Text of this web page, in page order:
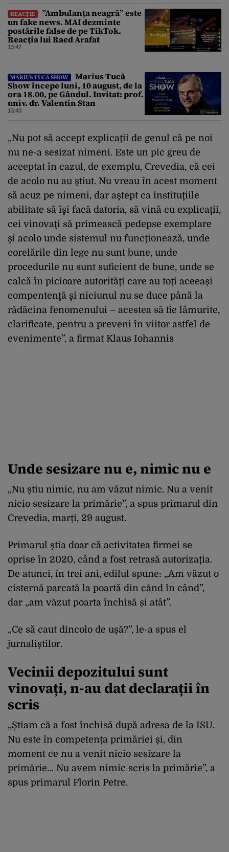
REACȚIE
”Ambulanța neagră” este
un fake news. MAI dezminte
postările false de pe TikTok.
Reacția lui Raed Arafat
13:47
MARIUS TUCĂ SHOW
Marius Tucă
Show începe luni, 10 august, de la
ora 18.00, pe Gândul. Invitat: prof.
univ. dr. Valentin Stan
13:43
„Nu pot să accept explicaţii de genul că pe noi
nu ne-a sesizat nimeni. Este un pic greu de
acceptat în cazul, de exemplu, Crevedia, că cei
de acolo nu au ştiut. Nu vreau în acest moment
să acuz pe nimeni, dar aştept ca instituţiile
abilitate să îşi facă datoria, să vină cu explicaţii,
cei vinovaţi să primească pedepse exemplare
şi acolo unde sistemul nu funcţionează, unde
corelările din lege nu sunt bune, unde
procedurile nu sunt suficient de bune, unde se
calcă în picioare autorităţi care au toţi aceeaşi
compentenţă şi niciunul nu se duce până la
rădăcina fenomenului – acestea să fie lămurite,
clarificate, pentru a preveni în viitor astfel de
evenimente”, a firmat Klaus Iohannis
Unde sesizare nu e, nimic nu e
„Nu știu nimic, nu am văzut nimic. Nu a venit
nicio sesizare la primărie”, a spus primarul din
Crevedia, marți, 29 august.
Primarul știa doar că activitatea firmei se
oprise în 2020, când a fost retrasă autorizația.
De atunci, în trei ani, edilul spune: „Am văzut o
cisternă parcată la poartă din când în când”,
dar „am văzut poarta închisă și atât”.
„Ce să caut dincolo de ușă?”, le-a spus el
jurnaliștilor.
Vecinii depozitului sunt
vinovați, n-au dat declarații în
scris
„Știam că a fost închisă după adresa de la ISU.
Nu este în competența primăriei și, din
moment ce nu a venit nicio sesizare la
primărie… Nu avem nimic scris la primărie”, a
spus primarul Florin Petre.